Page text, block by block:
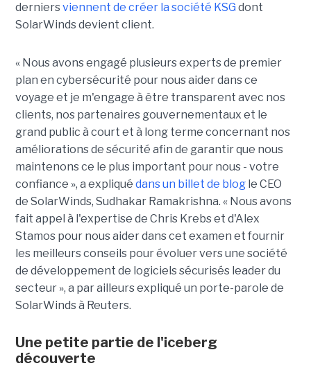
derniersviennent de créer la société KSG dont
SolarWinds devient client.
« Nous avons engagé plusieurs experts de premier
plan en cybersécurité pour nous aider dans ce
voyage et je m'engage à être transparent avec nos
clients, nos partenaires gouvernementaux et le
grand public à court et à long terme concernant nos
améliorations de sécurité afin de garantir que nous
maintenons ce le plus important pour nous - votre
confiance », a expliqué dans un billet de blogle CEO
de SolarWinds, Sudhakar Ramakrishna. « Nous avons
fait appel à l'expertise de Chris Krebs et d'Alex
Stamos pour nous aider dans cet examen et fournir
les meilleurs conseils pour évoluer vers une société
de développement de logiciels sécurisés leader du
secteur », a par ailleurs expliqué un porte-parole de
SolarWinds à Reuters.
Une petite partie de l'iceberg
découverte